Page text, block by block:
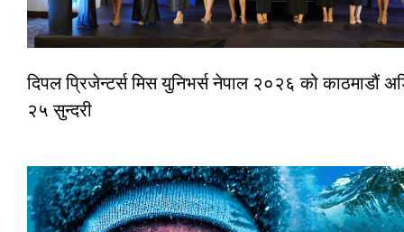
दिपल प्रिजेन्टर्स मिस युनिभर्स नेपाल २०२६ को काठमाडौं
२५ सुन्दरी